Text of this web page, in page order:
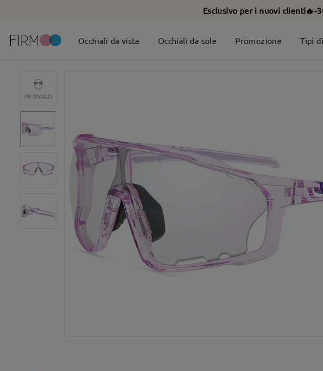
Esclusivo per i nuovi clienti🔥-
Occhiali da vista Occhiali da sole Promozione Tipi
PROVALO